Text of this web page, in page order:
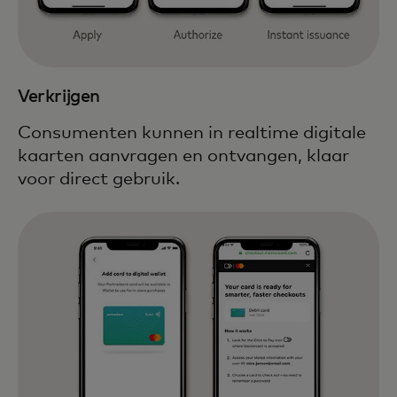
Verkrijgen
Consumenten kunnen in realtime digitale
kaarten aanvragen en ontvangen, klaar
voor direct gebruik.